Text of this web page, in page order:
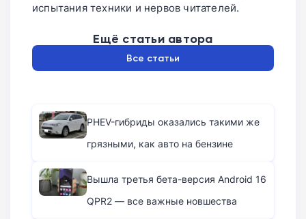
испытания техники и нервов читателей.
Ещё статьи автора
Все статьи
PHEV-гибриды оказались такими же
грязными, как авто на бензине
Вышла третья бета-версия Android 16
QPR2 — все важные новшества